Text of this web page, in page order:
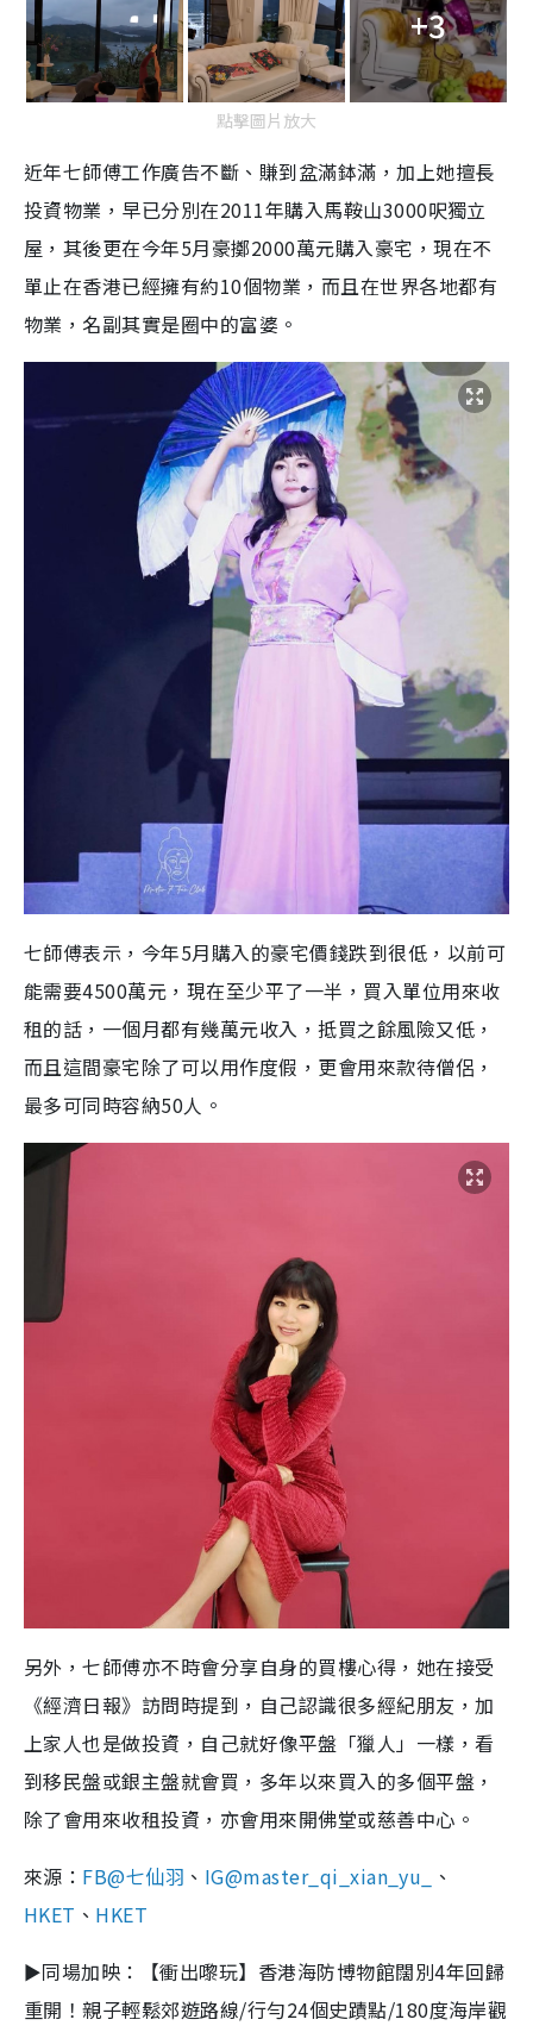
+3
點擊圖片放大
近年七師傅工作廣告不斷、賺到盆滿鉢滿，加上她擅長
投資物業，早已分別在2011年購入馬鞍山3000呎獨立
屋，其後更在今年5月豪擲2000萬元購入豪宅，現在不
單止在香港已經擁有約10個物業，而且在世界各地都有
物業，名副其實是圈中的富婆。
七師傅表示，今年5月購入的豪宅價錢跌到很低，以前可
能需要4500萬元，現在至少平了一半，買入單位用來收
租的話，一個月都有幾萬元收入，抵買之餘風險又低，
而且這間豪宅除了可以用作度假，更會用來款待僧侶，
最多可同時容納50人。
另外，七師傅亦不時會分享自身的買樓心得，她在接受
《經濟日報》訪問時提到，自己認識很多經紀朋友，加
上家人也是做投資，自己就好像平盤「獵人」一樣，看
到移民盤或銀主盤就會買，多年以來買入的多個平盤，
除了會用來收租投資，亦會用來開佛堂或慈善中心。
來源： FB@七仙羽 、 IG@master_qi_xian_yu_
、
HKET 、 HKET
►同場加映：【衝出嚟玩】香港海防博物館闊別4年回歸
重開！親子輕鬆郊遊路線/行勻24個史蹟點/180度海岸觀